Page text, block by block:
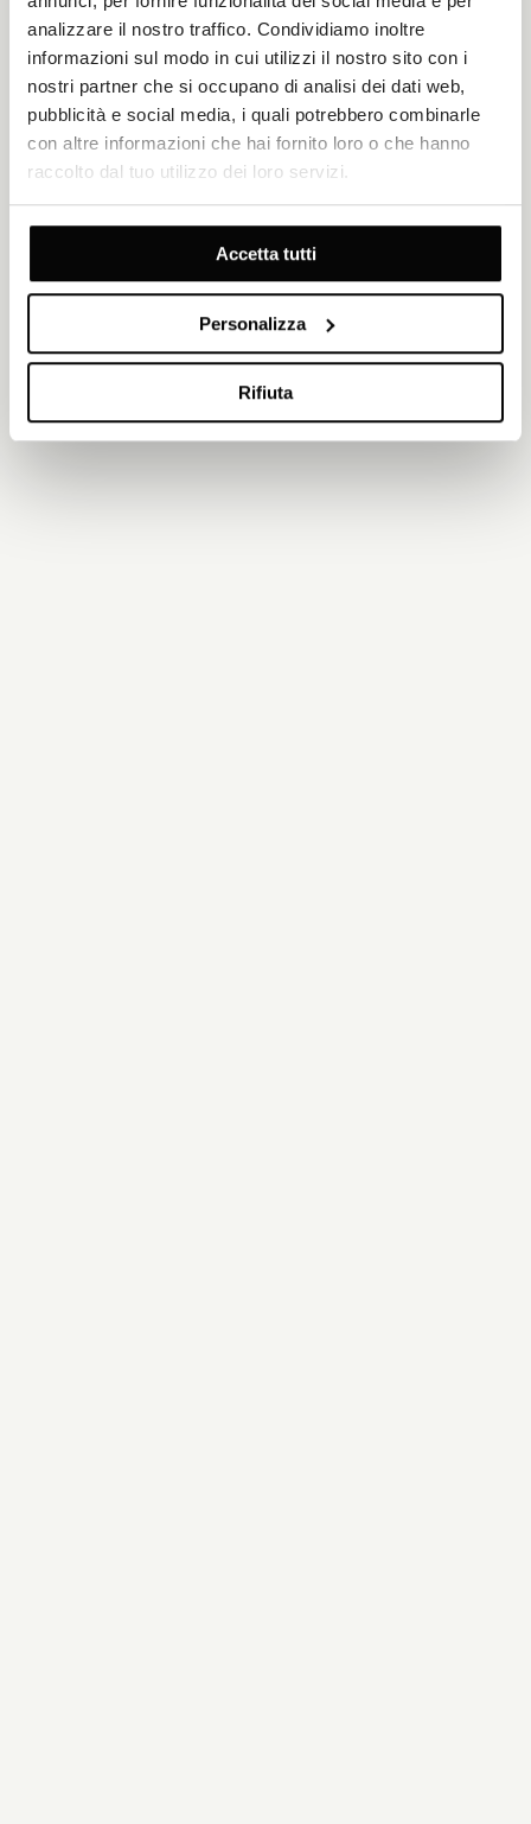
analizzare il nostro traffico. Condividiamo inoltre
informazioni sul modo in cui utilizzi il nostro sito con i
nostri partner che si occupano di analisi dei dati web,
pubblicità e social media, i quali potrebbero combinarle
con altre informazioni che hai fornito loro o che hanno
raccolto dal tuo utilizzo dei loro servizi.
Accetta tutti
Personalizza
Rifiuta